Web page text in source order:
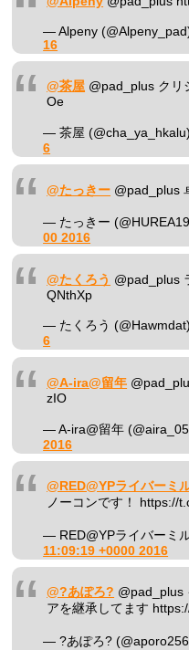
— Alpeny
16
@茶屋 @pad_plus クリ
Oe
— 茶屋
6
@たっきー @pad_plus
— たっきー
00 2016
@たくろう @pad_plus
QNthXp
— たくろう
6
@A-ira@留年
zIO
— A-ira@留年
2016
@RED@YPライバーミ
ノーコンです！ https://
— RED@YPライバーミ
11:09:19 +0000 2016
@?あぽろ? @pad_plus
アを継承してます
— ?あぽろ?